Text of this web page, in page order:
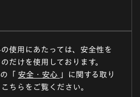
使用にあたっては、安全性を
だけを使用しております。
「 安全・安心 」に関する取り
ちらをご覧ください。